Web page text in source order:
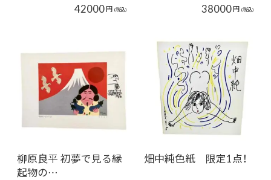
42000円 (税込)
38000円 (税込)
柳原良平 初夢で見る縁
起物の…
畑中純色紙 限定1点！